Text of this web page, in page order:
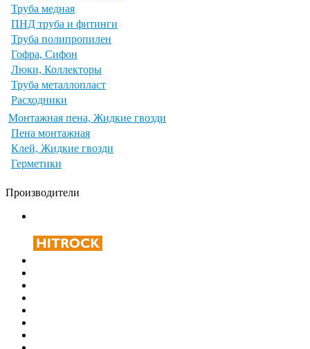
Труба медная
ПНД труба и фитинги
Труба полипропилен
Гофра, Сифон
Люки, Коллекторы
Труба металлопласт
Расходники
Монтажная пена, Жидкие гвозди
Пена монтажная
Клей, Жидкие гвозди
Герметики
Производители